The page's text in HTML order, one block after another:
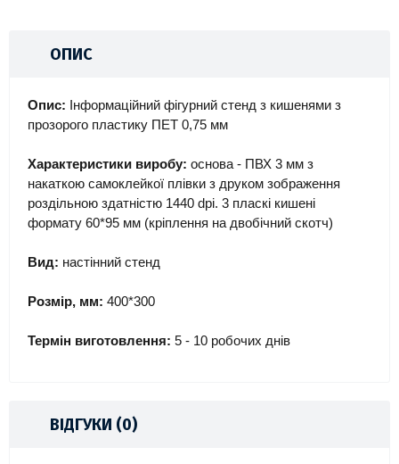
ОПИС
Опис: Інформаційний фігурний стенд з кишенями з
прозорого пластику ПЕТ 0,75 мм
Характеристики виробу: основа - ПВХ 3 мм з
накаткою самоклейкої плівки з друком зображення
роздільною здатністю 1440 dpi. 3 пласкі кишені
формату 60*95 мм (кріплення на двобічний скотч)
Вид: настінний стенд
Розмір, мм: 400*300
Термін виготовлення: 5 - 10 робочих днів
ВІДГУКИ (0)